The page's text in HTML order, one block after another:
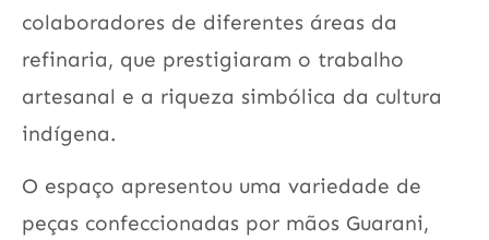
colaboradores de diferentes áreas da
refinaria, que prestigiaram o trabalho
artesanal e a riqueza simbólica da cultura
indígena.
O espaço apresentou uma variedade de
peças confeccionadas por mãos Guarani,